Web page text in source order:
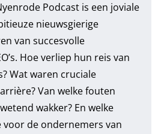
Podcast is een joviale
nieuwsgierige
van succesvolle
Hoe verliep hun reis van
Wat waren cruciale
Van welke fouten
wakker? En welke
voor de ondernemers van